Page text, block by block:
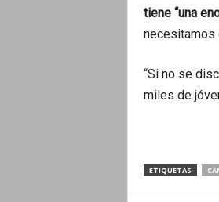
tiene “una
necesitamos
“Si no se
miles de
ETIQUETAS